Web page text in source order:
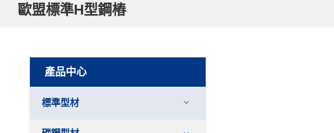
歐盟標準H型鋼樁
產品中心
標準型材